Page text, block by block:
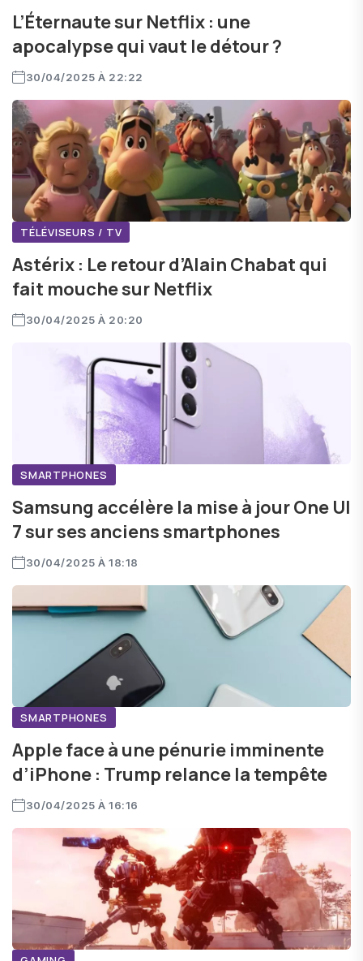
L’Éternaute sur Netflix : une
apocalypse qui vaut le détour ?
30/04/2025 À 22:22
TÉLÉVISEURS / TV
Astérix : Le retour d’Alain Chabat qui
fait mouche sur Netflix
30/04/2025 À 20:20
SMARTPHONES
Samsung accélère la mise à jour One UI
7 sur ses anciens smartphones
30/04/2025 À 18:18
SMARTPHONES
Apple face à une pénurie imminente
d’iPhone : Trump relance la tempête
30/04/2025 À 16:16